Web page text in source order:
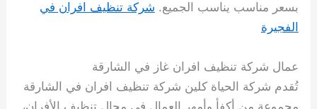
بسعر مناسب يناسب الجميع. شركة تنظيف افران في
الفجيرة
عمال شركة تنظيف افران غاز في الشارقة
تُقدم شركة الحياة كلين شركة تنظيف افران في الشارقة
مجموعة من أكفأ وأمهر العمال في مجال تنظيف الأفران،